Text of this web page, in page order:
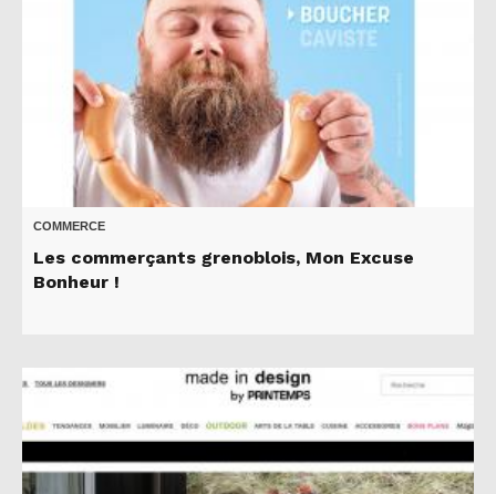
COMMERCE
Les commerçants grenoblois, Mon Excuse
Bonheur !